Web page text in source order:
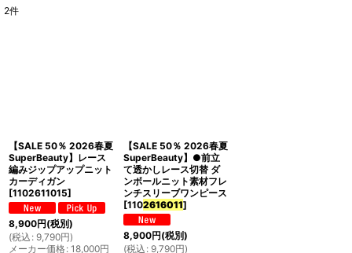
絞り込む
2件
【SALE 50％ 2026春夏
SuperBeauty】レース
編みジップアップニット
カーディガン
[1102611015]
8,900円(税別)
(税込 : 9,790円)
メーカー価格: 18,000円
【SALE 50％ 2026春夏
SuperBeauty】●前立
て透かしレース切替 ダ
ンボールニット素材フレ
ンチスリーブワンピース
[1102616011]
8,900円(税別)
(税込 : 9,790円)